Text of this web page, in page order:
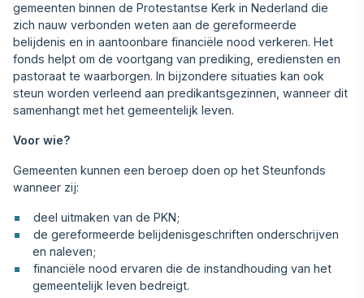
gemeenten binnen de Protestantse Kerk in Nederland die
zich nauw verbonden weten aan de gereformeerde
belijdenis en in aantoonbare financiële nood verkeren. Het
fonds helpt om de voortgang van prediking, erediensten en
pastoraat te waarborgen. In bijzondere situaties kan ook
steun worden verleend aan predikantsgezinnen, wanneer dit
samenhangt met het gemeentelijk leven.
Voor wie?
Gemeenten kunnen een beroep doen op het Steunfonds
wanneer zij:
deel uitmaken van de PKN;
de gereformeerde belijdenisgeschriften onderschrijven
en naleven;
financiële nood ervaren die de instandhouding van het
gemeentelijk leven bedreigt.